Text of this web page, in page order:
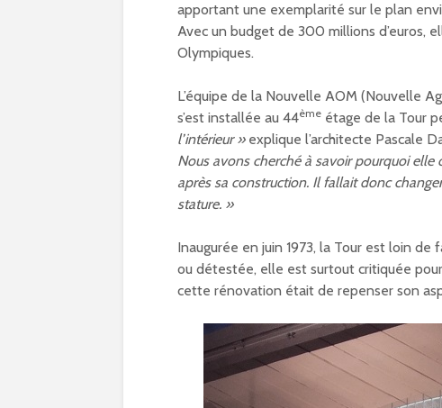
apportant une exemplarité sur le plan
Avec un budget de 300 millions d’euros,
Olympiques.
L’équipe de la Nouvelle AOM (Nouvelle
s’est installée au 44ème étage de la Tour
l’intérieur »explique l’architecte Pascale
Nous avons cherché à savoir pourquoi
après sa construction. Il fallait donc
stature. »
Inaugurée en juin 1973, la Tour est loin de
ou détestée, elle est surtout critiquée
cette rénovation était de repenser son
9 projets lauréats
pour Paris 15 au
10/10/2023
Les meilleurs pains
bio d’Ile-de-France
dans le 15e
09/10/2023